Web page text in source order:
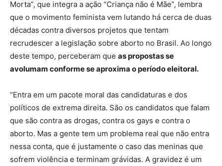
Morta”, que integra a ação “Criança não é Mãe”, lembra
que o movimento feminista vem lutando há cerca de duas
décadas contra diversos projetos que tentam
recrudescer a legislação sobre aborto no Brasil. Ao longo
deste tempo, perceberam que as propostas se
avolumam conforme se aproxima o período eleitoral.
“Entra em um pacote moral das candidaturas e dos
políticos de extrema direita. São os candidatos que falam
que são contra as drogas, contra os gays e contra o
aborto. Mas a gente tem um problema real que não entra
nessa conta, que é justamente o caso das meninas que
sofrem violência e terminam grávidas. A gravidez é um